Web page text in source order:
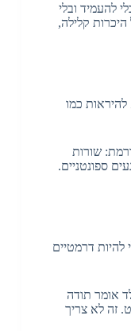
להעמיד ובלי
אחרי 10 דקות של היכרות קלילה,
כמו
שורות
ספונטניים.
דרמטיים
אומר תודה
זה לא צריך